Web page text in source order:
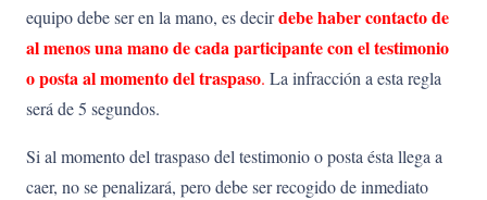
equipo debe ser en la mano, es decirdebehabercontactode
almenosunamanode cada participante con el testimonio
o posta al momento del traspaso. La infracción a esta regla
será de 5 segundos.
Si al momento del traspaso del testimonio o posta ésta llega a
caer, no se penalizará, pero debe ser recogido de inmediato